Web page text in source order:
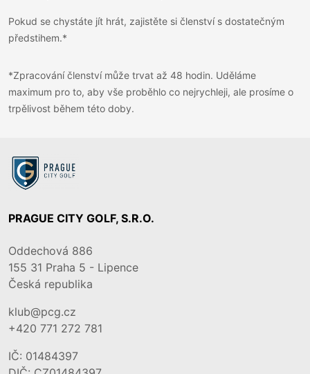
Pokud se chystáte jít hrát, zajistěte si členství s dostatečným
předstihem.*
*Zpracování členství může trvat až 48 hodin. Uděláme
maximum pro to, aby vše proběhlo co nejrychleji, ale prosíme o
trpělivost během této doby.
PRAGUE CITY GOLF, S.R.O.
Oddechová 886
155 31 Praha 5 - Lipence
Česká republika
klub@pcg.cz
+420 771 272 781
IČ: 01484397